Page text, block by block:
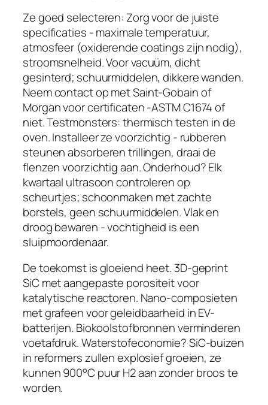
Ze goed selecteren: Zorg voor de juiste
specificaties - maximale temperatuur,
atmosfeer (oxiderende coatings zijn nodig),
stroomsnelheid. Voor vacuüm, dicht
gesinterd; schuurmiddelen, dikkere wanden.
Neem contact op met Saint-Gobain of
Morgan voor certificaten -ASTM C1674 of
niet. Testmonsters: thermisch testen in de
oven. Installeer ze voorzichtig - rubberen
steunen absorberen trillingen, draai de
flenzen voorzichtig aan. Onderhoud? Elk
kwartaal ultrasoon controleren op
scheurtjes; schoonmaken met zachte
borstels, geen schuurmiddelen. Vlak en
droog bewaren - vochtigheid is een
sluipmoordenaar.
De toekomst is gloeiend heet. 3D-geprint
SiC met aangepaste porositeit voor
katalytische reactoren. Nano-composieten
met grafeen voor geleidbaarheid in EV-
batterijen. Biokoolstofbronnen verminderen
voetafdruk. Waterstofeconomie? SiC-buizen
in reformers zullen explosief groeien, ze
kunnen 900°C puur H2 aan zonder broos te
worden.